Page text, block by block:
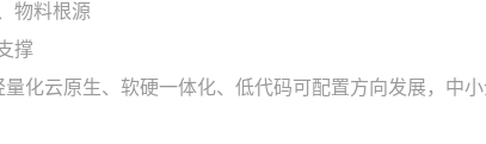
物料根源
撑
化云原生、软硬一体化、低代码可配置方向发展，中小